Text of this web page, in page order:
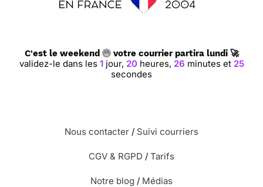
C'est le weekend votre courrier partira lundi 🚀
validez-le dans les 1jour, 20heures, 26 minutes et 24
secondes
Nous contacter / Suivi courriers
CGV & RGPD / Tarifs
Notre blog / Médias